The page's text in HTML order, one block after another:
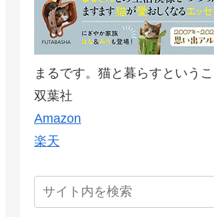
まるです。猫と暮らすというこ
双葉社
Amazon
楽天